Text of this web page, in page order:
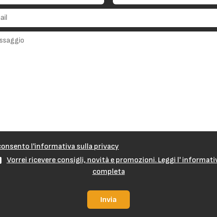
l'informativa sulla privacy
Vorrei ricevere consigli, novità e promozioni. Leggi l'
completa
Invia